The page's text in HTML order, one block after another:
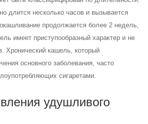
длится несколько часов и вызывается
продолжается более 2 недель,
имеет приступообразный характер и не
Хронический кашель, который
основного заболевания, часто
сигаретами.
удушливого